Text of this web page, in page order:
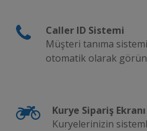
Caller ID Sistemi
Müşteri tanıma
otomatik olarak görün
Kurye Sipariş Ekranı
Kuryelerinizin